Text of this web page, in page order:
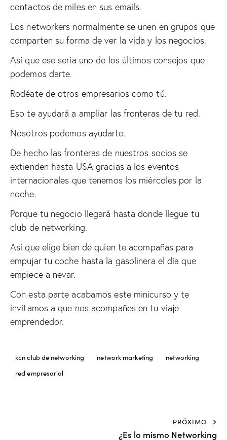
contactos de miles en sus emails.
Los networkers normalmente se unen en grupos que
comparten su forma de ver la vida y los negocios.
Así que ese sería uno de los últimos consejos que
podemos darte.
Rodéate de otros empresarios como tú.
Eso te ayudará a ampliar las fronteras de tu red.
Nosotros podemos ayudarte.
De hecho las fronteras de nuestros socios se
extienden hasta USA gracias a los eventos
internacionales que tenemos los miércoles por la
noche.
Porque tu negocio llegará hasta donde llegue tu
club de networking.
Así que elige bien de quien te acompañas para
empujar tu coche hasta la gasolinera el día que
empiece a nevar.
Con esta parte acabamos este minicurso y te
invitamos a que nos acompañes en tu viaje
emprendedor.
kcn club de networking network marketing
networking
red empresarial
PRÓXIMO
¿Es lo mismo Networking